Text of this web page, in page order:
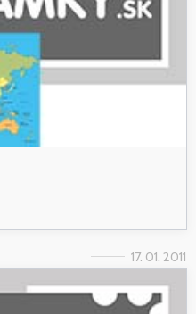
17. 01. 2011